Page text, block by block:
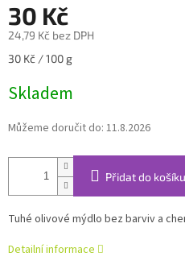
30 Kč
24,79 Kč bez DPH
Měrná
30 Kč / 100 g
Skladem
Můžeme doručit do: 11.8.2026
Přidat do košíku
Tuhé olivové mýdlo bez barviv a
Detailní informace